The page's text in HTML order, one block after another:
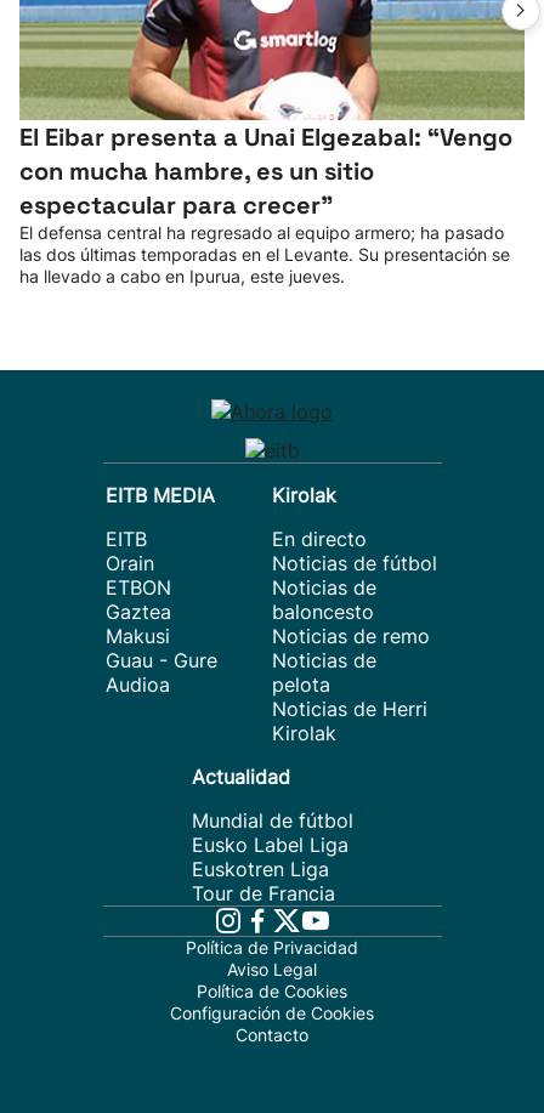
El Eibar presenta a Unai Elgezabal: “Vengo
con mucha hambre, es un sitio
espectacular para crecer”
El defensa central ha regresado al equipo armero; ha pasado
las dos últimas temporadas en el Levante. Su presentación se
ha llevado a cabo en Ipurua, este jueves.
EITB MEDIA
EITB
Orain
ETBON
Gaztea
Makusi
Guau - Gure
Audioa
Kirolak
En directo
Noticias de fútbol
Noticias de
baloncesto
Noticias de remo
Noticias de
pelota
Noticias de Herri
Kirolak
Actualidad
Mundial de fútbol
Eusko Label Liga
Euskotren Liga
Tour de Francia
Política de Privacidad
Aviso Legal
Política de Cookies
Configuración de Cookies
Contacto